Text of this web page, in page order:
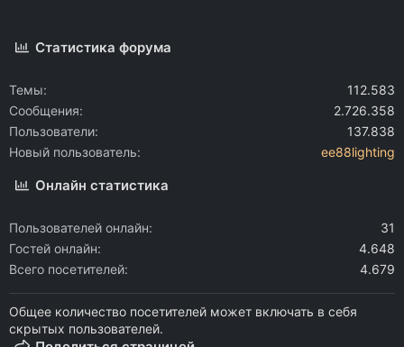
Статистика форума
Темы
112.583
Сообщения
2.726.358
Пользователи
137.838
Новый пользователь
ee88lighting
Онлайн статистика
Пользователей онлайн
31
Гостей онлайн
4.648
Всего посетителей
4.679
Общее количество посетителей может включать в себя
скрытых пользователей.